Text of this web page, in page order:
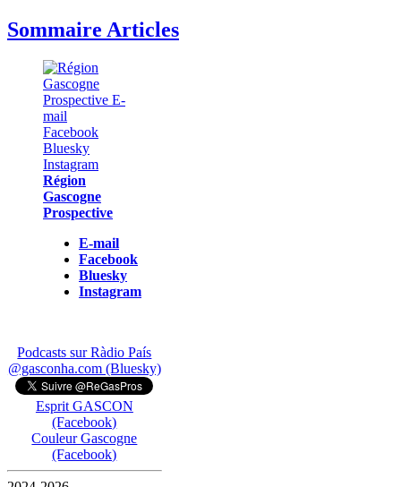
Sommaire Articles
Région
Gascogne
Prospective
E-mail
Facebook
Bluesky
Instagram
Podcasts sur Ràdio País
@gasconha.com (Bluesky)
Esprit GASCON
(Facebook)
Couleur Gascogne
(Facebook)